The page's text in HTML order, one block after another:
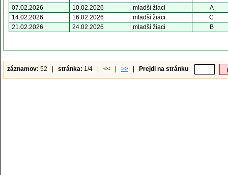
07.02.2026
10.02.2026 mladší žiaci
A
14.02.2026
16.02.2026 mladší žiaci
C
21.02.2026
24.02.2026 mladší žiaci B
záznamov: 52 | stránka: 1/4 | << | >> Prejdi na stránku